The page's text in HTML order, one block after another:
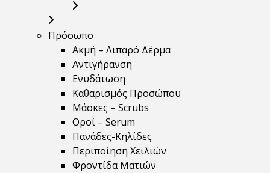
Πρόσωπο
Ακμή – Λιπαρό Δέρμα
Αντιγήρανση
Ενυδάτωση
Καθαρισμός Προσώπου
Μάσκες – Scrubs
Οροί – Serum
Πανάδες-Κηλίδες
Περιποίηση Χειλιών
Φροντίδα Ματιών